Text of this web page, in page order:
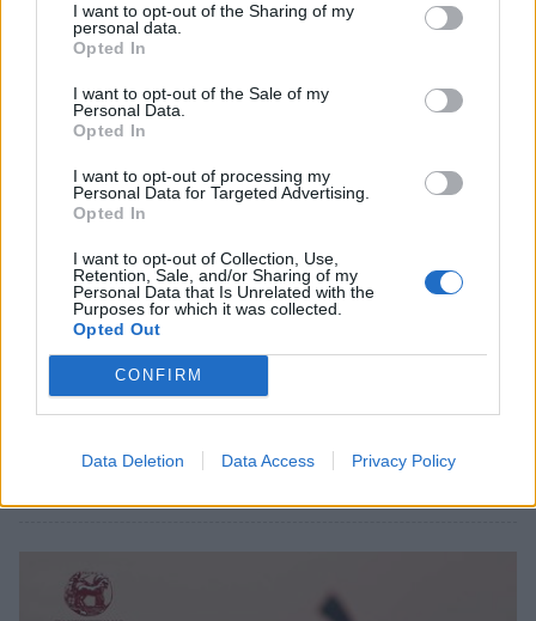
I want to opt-out of the Sharing of my
personal data.
Opted In
I want to opt-out of the Sale of my
Personal Data.
Opted In
I want to opt-out of processing my
Personal Data for Targeted Advertising.
Opted In
I want to opt-out of Collection, Use,
Retention, Sale, and/or Sharing of my
Personal Data that Is Unrelated with the
Purposes for which it was collected.
Opted Out
CONFIRM
Data Deletion Data Access Privacy Policy
Πελοπόννησος
Το Μεταπτυχιακό Πρόγραμμα του ΠαΠελ:
«Μάνατζμεντ και Τεχνολογίες στην